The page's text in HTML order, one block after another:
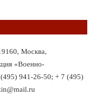
Москва,
«Военно-
941-26-50; + 7 (495)